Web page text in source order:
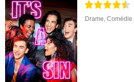
Drame,Comédie